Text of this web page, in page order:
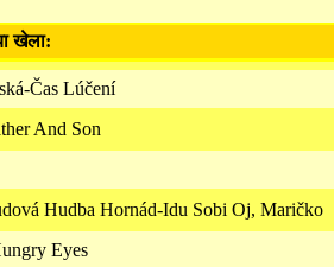
खेला:
Čas Lúčení
And Son
Hudba Hornád-Idu Sobi Oj, Maričko
Eyes